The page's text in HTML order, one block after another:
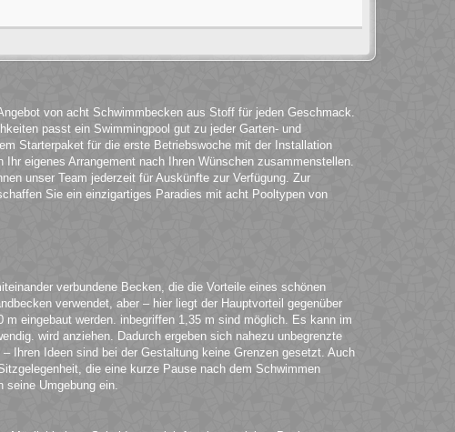
von acht Schwimmbecken aus Stoff für jeden Geschmack.
passt ein Swimmingpool gut zu jeder Garten- und
Starterpaket für die erste Betriebswoche mit der Installation
eigenes Arrangement nach Ihren Wünschen zusammenstellen.
unser Team jederzeit für Auskünfte zur Verfügung. Zur
Sie ein einzigartiges Paradies mit acht Pooltypen von
verbundene Becken, die die Vorteile eines schönen
verwendet, aber – hier liegt der Hauptvorteil gegenüber
eingebaut werden. inbegriffen 1,35 m sind möglich. Es kann im
wird anziehen. Dadurch ergeben sich nahezu unbegrenzte
Ihren Ideen sind bei der Gestaltung keine Grenzen gesetzt. Auch
die eine kurze Pause nach dem Schwimmen
seine Umgebung ein.